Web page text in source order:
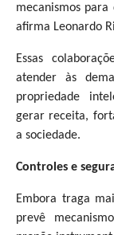
mecanismos para
afirma Leonardo
Essas
atender às
propriedade
gerar receita,
a sociedade.
Controles e
Embora traga
prevê